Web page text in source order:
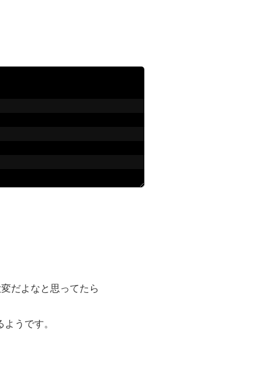
だよなと思ってたら
うです。